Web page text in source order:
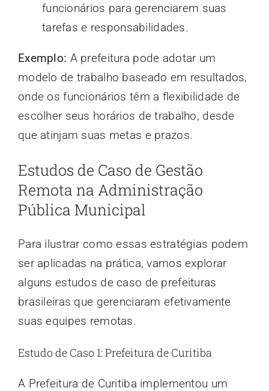
funcionários para gerenciarem suas
tarefas e responsabilidades.
Exemplo: A prefeitura pode adotar um
modelo de trabalho baseado em resultados,
onde os funcionários têm a flexibilidade de
escolher seus horários de trabalho, desde
que atinjam suas metas e prazos.
Estudos de Caso de Gestão
Remota na Administração
Pública Municipal
Para ilustrar como essas estratégias podem
ser aplicadas na prática, vamos explorar
alguns estudos de caso de prefeituras
brasileiras que gerenciaram efetivamente
suas equipes remotas.
Estudo de Caso 1: Prefeitura de Curitiba
A Prefeitura de Curitiba implementou um